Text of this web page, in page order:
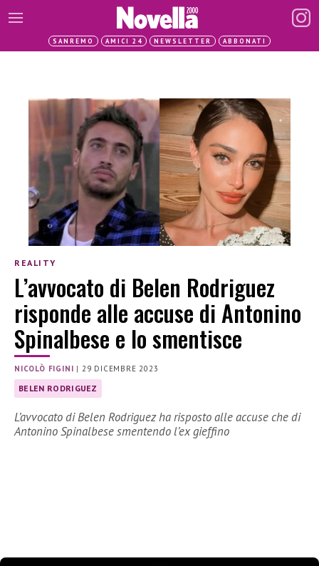
SANREMO AMICI 24 NEWSLETTER ABBONATI
REALITY
L’avvocato di Belen Rodriguez
risponde alle accuse di Antonino
Spinalbese e lo smentisce
NICOLÒ FIGINI | 29 DICEMBRE 2023
BELEN RODRIGUEZ
L’avvocato di Belen Rodriguez ha risposto alle accuse che di
Antonino Spinalbese smentendo l’ex gieffino